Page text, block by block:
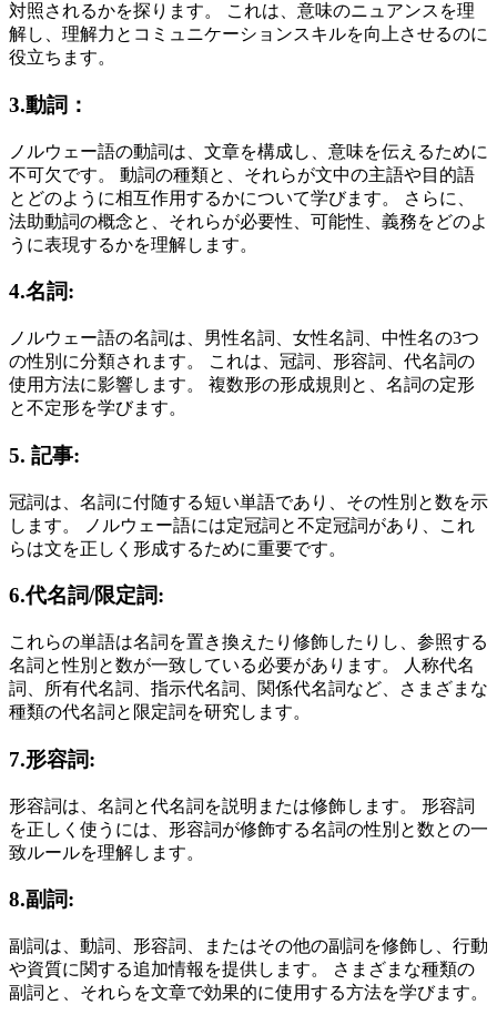
対照されるかを探ります。 これは、意味のニュアンスを理
解し、理解力とコミュニケーションスキルを向上させるのに
役立ちます。
3.動詞：
ノルウェー語の動詞は、文章を構成し、意味を伝えるために
不可欠です。 動詞の種類と、それらが文中の主語や目的語
とどのように相互作用するかについて学びます。 さらに、
法助動詞の概念と、それらが必要性、可能性、義務をどのよ
うに表現するかを理解します。
4.名詞:
ノルウェー語の名詞は、男性名詞、女性名詞、中性名の3つ
の性別に分類されます。 これは、冠詞、形容詞、代名詞の
使用方法に影響します。 複数形の形成規則と、名詞の定形
と不定形を学びます。
5. 記事:
冠詞は、名詞に付随する短い単語であり、その性別と数を示
します。 ノルウェー語には定冠詞と不定冠詞があり、これ
らは文を正しく形成するために重要です。
6.代名詞/限定詞:
これらの単語は名詞を置き換えたり修飾したりし、参照する
名詞と性別と数が一致している必要があります。 人称代名
詞、所有代名詞、指示代名詞、関係代名詞など、さまざまな
種類の代名詞と限定詞を研究します。
7.形容詞:
形容詞は、名詞と代名詞を説明または修飾します。 形容詞
を正しく使うには、形容詞が修飾する名詞の性別と数との一
致ルールを理解します。
8.副詞:
副詞は、動詞、形容詞、またはその他の副詞を修飾し、行動
や資質に関する追加情報を提供します。 さまざまな種類の
副詞と、それらを文章で効果的に使用する方法を学びます。